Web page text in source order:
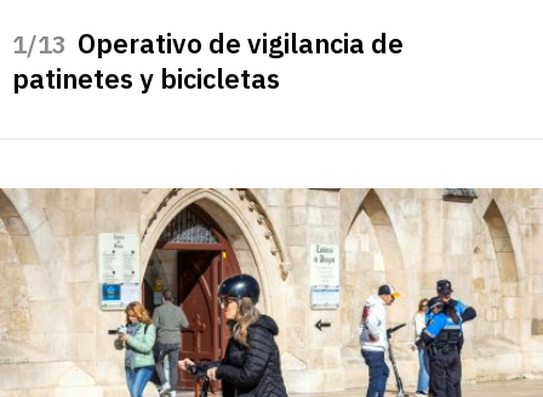
/13 Operativo de vigilancia de
patinetes y bicicletas